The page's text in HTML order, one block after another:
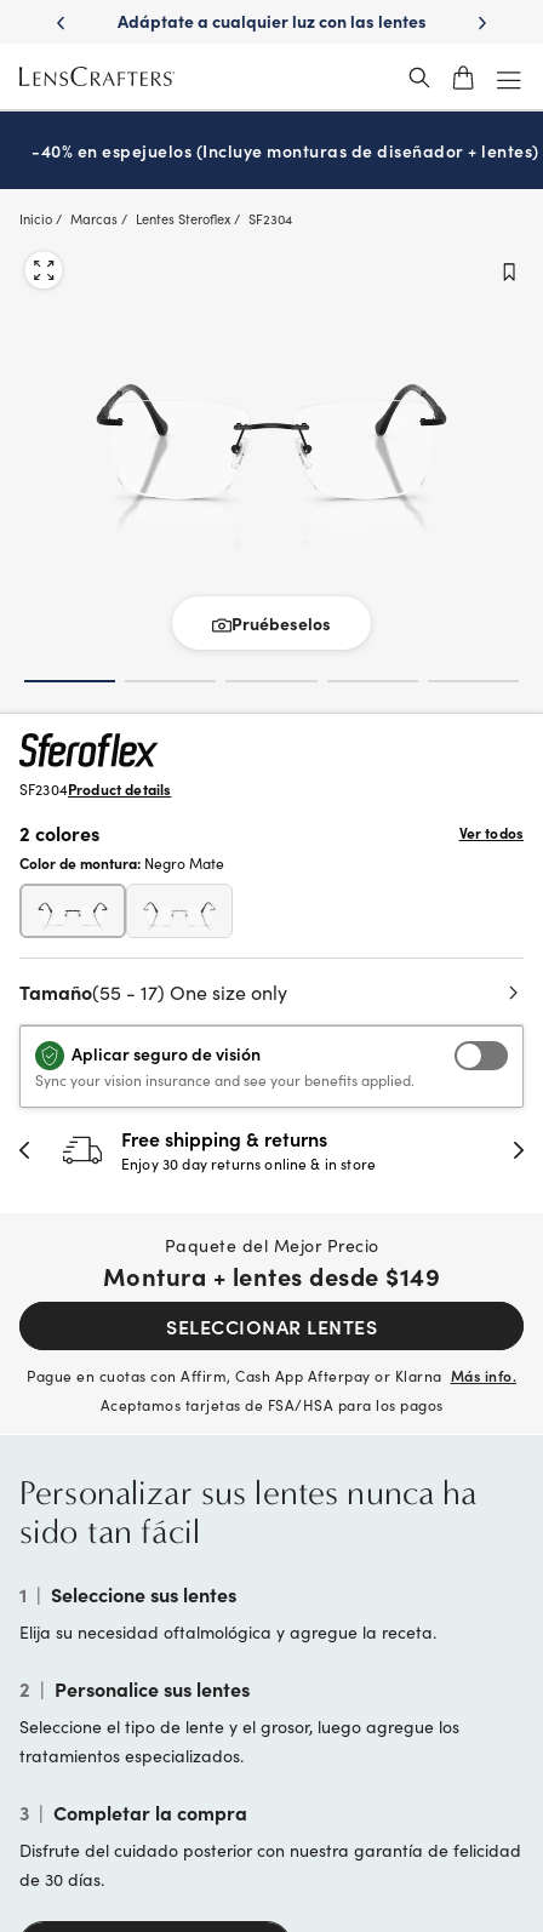
main
content
con
Adáptate a cualquier luz con las lentes
¿Es
-40% en espejuelos (Incluye monturas de diseñador + lentes)
Inicio Marcas Lentes Steroflex SF2304
Pruébeselos
SF2304Product details
2 colores
Ver todos
Color de montura: Negro Mate
Tamaño(55 - 17) One size only
Aplicar seguro de visión
Sync your vision insurance and see your benefits applied.
Free shipping & returns
Enjoy 30 day returns online & in store
Paquete del Mejor Precio
Montura + lentes desde $149
SELECCIONAR LENTES
Pague en cuotas con Affirm, Cash App Afterpay or Klarna Más info.
Aceptamos tarjetas de FSA/HSA para los pagos
Personalizar sus lentes nunca ha
sido tan fácil
1 | Seleccione sus lentes
Elija su necesidad oftalmológica y agregue la receta.
2 | Personalice sus lentes
Seleccione el tipo de lente y el grosor, luego agregue los
tratamientos especializados.
3 | Completar la compra
Disfrute del cuidado posterior con nuestra garantía de felicidad
de 30 días.